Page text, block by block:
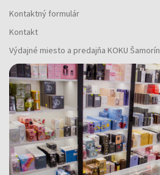
Kontaktný formulár
Kontakt
Výdajné miesto a predajňa KOKU Šamorín